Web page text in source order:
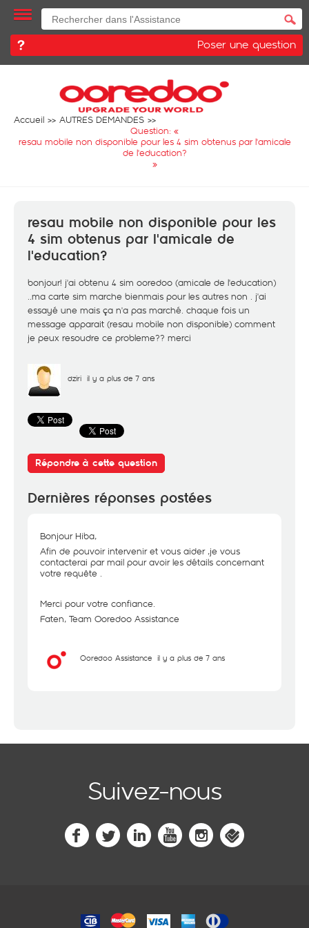
Poser une question
Accueil
AUTRES DEMANDES
Question: «
resau mobile non disponible pour les 4 sim obtenus par l'amicale
de l'education?
»
resau mobile non disponible pour les
4 sim obtenus par l'amicale de
l'education?
bonjour! j'ai obtenu 4 sim ooredoo (amicale de l'education)
..ma carte sim marche bienmais pour les autres non . j'ai
essayé une mais ça n'a pas marché. chaque fois un
message apparait (resau mobile non disponible) comment
je peux resoudre ce probleme?? merci
dziri il y a plus de 7 ans
Répondre à cette question
Dernières réponses postées
Bonjour Hiba,
Afin de pouvoir intervenir et vous aider ,je vous
contacterai par mail pour avoir les détails concernant
votre requête .
Merci pour votre confiance.
Faten, Team Ooredoo Assistance
Ooredoo Assistance il y a plus de 7 ans
Suivez-nous